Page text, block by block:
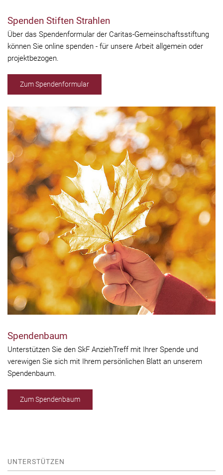
UNTERSTÜTZEN
Spenden Stiften Strahlen
Über das Spendenformular der Caritas-Gemeinschaftsstiftung
können Sie online spenden - für unsere Arbeit allgemein oder
projektbezogen.
Zum Spendenformular
Spendenbaum
Unterstützen Sie den SkF AnziehTreff mit Ihrer Spende und
verewigen Sie sich mit Ihrem persönlichen Blatt an unserem
Spendenbaum.
Zum Spendenbaum